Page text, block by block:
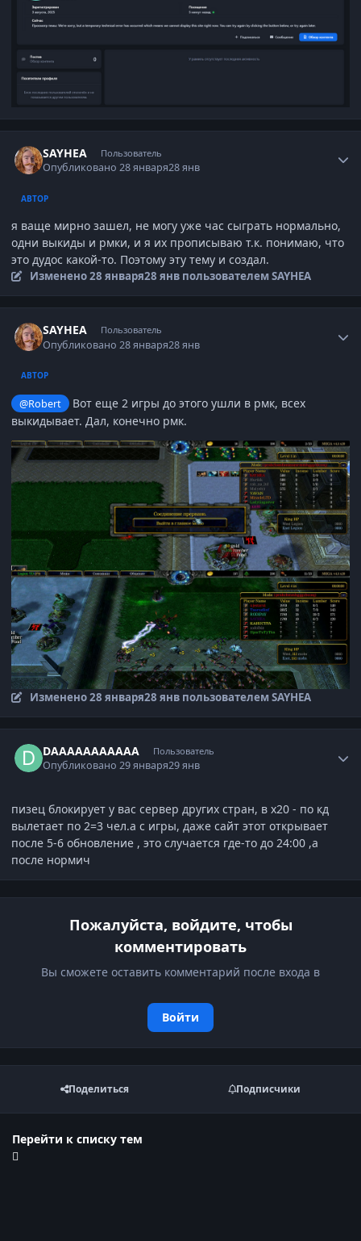
SAYHEA Пользователь
Опубликовано28 января28 янв
АВТОР
я ваще мирно зашел, не могу уже час сыграть нормально,
одни выкиды и рмки, и я их прописываю т.к. понимаю, что
это дудос какой-то. Поэтому эту тему и создал.
Изменено28 января28 янвпользователем SAYHEA
SAYHEA Пользователь
Опубликовано28 января28 янв
АВТОР
@Robert
Вот еще 2 игры до этого ушли в рмк, всех
выкидывает. Дал, конечно рмк.
Изменено28 января28 янвпользователем SAYHEA
DAAAAAAAAAAA Пользователь
Опубликовано29 января29 янв
пизец блокирует у вас сервер других стран, в х20 - по кд
вылетает по 2=3 чел.а с игры, даже сайт этот открывает
после 5-6 обновление , это случается где-то до 24:00 ,а
после нормич
Пожалуйста, войдите, чтобы
комментировать
Вы сможете оставить комментарий после входа в
Войти
Поделиться Подписчики
Перейти к списку тем